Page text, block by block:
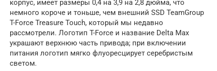
корпус, имеет размеры 0,4 на 3,9 на 2,8 дюйма, что
немного короче и тоньше, чем внешний SSD TeamGroup
T-Force Treasure Touch, который мы недавно
рассмотрели. Логотип T-Force и название Delta Max
украшают верхнюю часть привода; при включении
питания логотип мягко флуоресцирует серебристым
светом.